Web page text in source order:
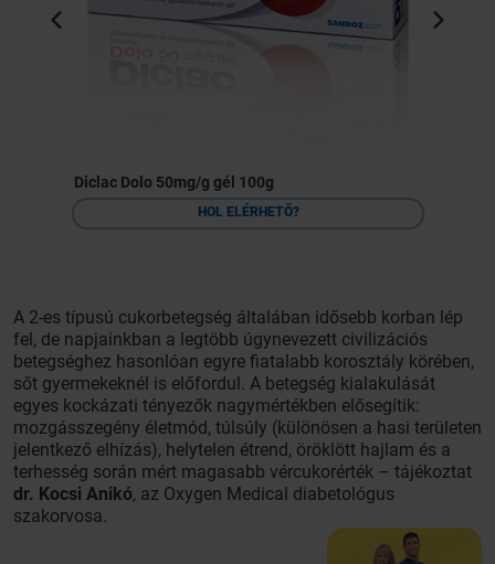
Diclac Dolo 50mg/g gél 100g
HOL ELÉRHETŐ?
A 2-es típusú cukorbetegség általában idősebb korban lép
fel, de napjainkban a legtöbb úgynevezett civilizációs
betegséghez hasonlóan egyre fiatalabb korosztály körében,
sőt gyermekeknél is előfordul. A betegség kialakulását
egyes kockázati tényezők nagymértékben elősegítik:
mozgásszegény életmód, túlsúly (különösen a hasi területen
jelentkező elhízás), helytelen étrend, öröklött hajlam és a
terhesség során mért magasabb vércukorérték – tájékoztat
dr. Kocsi Anikó, az Oxygen Medical diabetológus
szakorvosa.